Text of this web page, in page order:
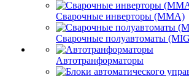
Сварочные инверторы (MMA)
Сварочные полуавтоматы
Автотранформаторы